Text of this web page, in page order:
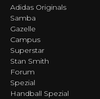
Adidas Originals
Samba
Gazelle
Campus
Superstar
Stan Smith
Forum
Spezial
Handball Spezial